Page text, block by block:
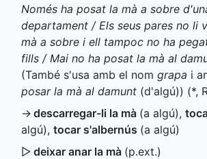
Només ha posat la mà a sobre
departament / Els seus pares no li
mà a sobre i ell tampoc no ha
fills / Mai no ha posat la mà al
(També s'usa amb el nom grapa i
posar la mà al damunt (d'algú)) (*,
→ descarregar-li la mà (a algú),
algú), tocar s'albernús (a algú)
▷ deixar anar la mà (p.ext.)